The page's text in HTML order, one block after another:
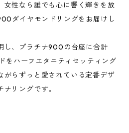
女性なら誰でも心に響く輝きを放
ダイヤモンドリングをお届けし
し、プラチナ900の台座に合計
をハーフエタニティセッティング
がらずっと愛されている定番デザ
リングです。